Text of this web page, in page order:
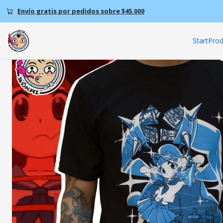
Start
Envío gratis por pedidos sobre $45.000